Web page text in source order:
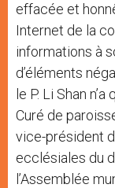
effacée et
Internet de la
informations à
d’éléments
le P. Li Shan
Curé de
vice-président
ecclésiales du
l’Assemblée